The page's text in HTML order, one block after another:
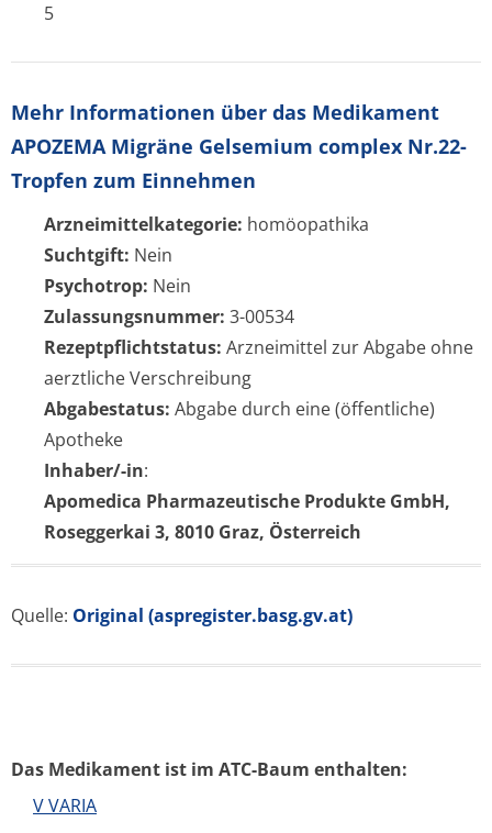
5
Mehr Informationen über das Medikament
APOZEMA Migräne Gelsemium complex Nr.22-
Tropfen zum Einnehmen
Arzneimittelkategorie: homöopathika
Suchtgift: Nein
Psychotrop: Nein
Zulassungsnummer: 3-00534
Rezeptpflichtstatus: Arzneimittel zur Abgabe ohne
aerztliche Verschreibung
Abgabestatus: Abgabe durch eine (öffentliche)
Apotheke
Inhaber/-in:
Apomedica Pharmazeutische Produkte GmbH,
Roseggerkai 3, 8010 Graz, Österreich
Quelle: Original (aspregister.basg.gv.at)
Das Medikament ist im ATC-Baum enthalten:
V VARIA